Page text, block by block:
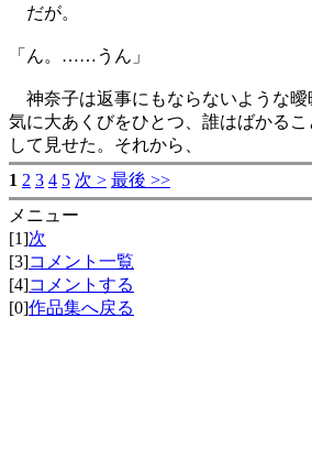
だが。
「ん。……うん」
神奈子は返事にもならないような曖
気に大あくびをひとつ、誰はばかる
して見せた。それから、
1 2 3 4 5 次 > 最後 >>
メニュー
[1]次
[3]コメント一覧
[4]コメントする
[0]作品集へ戻る